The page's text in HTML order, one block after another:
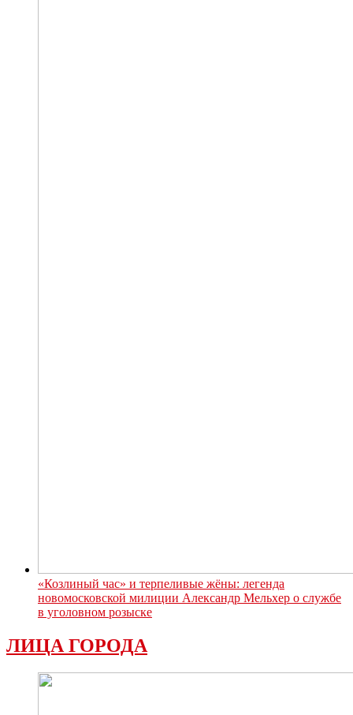
«Козлиный час» и терпеливые жёны: легенда
новомосковской милиции Александр Мельхер о службе
в уголовном розыске
ЛИЦА ГОРОДА